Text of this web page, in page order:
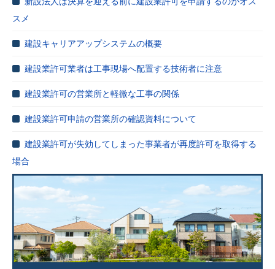
スメ
建設キャリアアップシステムの概要
建設業許可業者は工事現場へ配置する技術者に注意
建設業許可の営業所と軽微な工事の関係
建設業許可申請の営業所の確認資料について
建設業許可が失効してしまった事業者が再度許可を取得する
場合